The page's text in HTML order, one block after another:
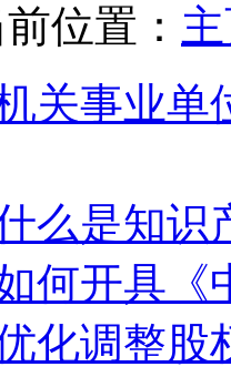
位置：
关事业单
么是知识
何开具《
化调整股